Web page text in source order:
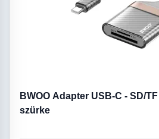
BWOO Adapter USB-C - SD/
szürke